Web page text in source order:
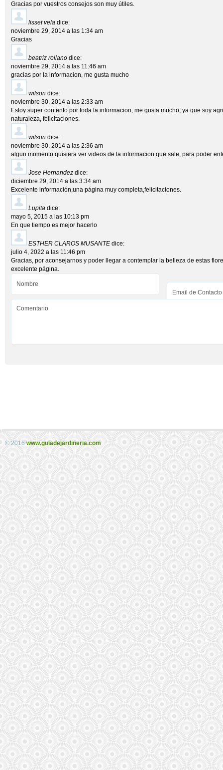
Gracias por vuestros consejos son muy útiles.
lisset vela dice:
noviembre 29, 2014 a las 1:34 am
Gracias
beatriz rollano dice:
noviembre 29, 2014 a las 11:46 am
gracias por la informacion, me gusta mucho
wilson dice:
noviembre 30, 2014 a las 2:33 am
Estoy super contento por toda la informacion, me gusta mucho, ya que soy
naturaleza, felicitaciones.
wilson dice:
noviembre 30, 2014 a las 2:36 am
algun momento quisiera ver videos de la informacion que sale, para poder
Jose Hernandez dice:
diciembre 29, 2014 a las 3:34 am
Excelente información,una página muy completa,felicitaciones.
Lupita dice:
mayo 5, 2015 a las 10:13 pm
En que tiempo es mejor hacerlo
ESTHER CLAROS MUSANTE dice:
julio 4, 2022 a las 11:46 pm
Gracias, por aconsejarnos y poder llegar a contemplar la belleza de estas
excelente página.
© 2016www.guiadejardineria.com